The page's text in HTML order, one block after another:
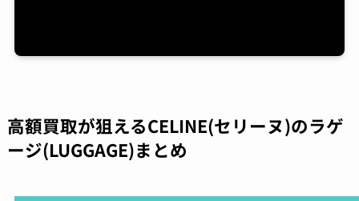
高額買取が狙えるCELINE(セリーヌ)のラゲ
ージ(LUGGAGE)まとめ